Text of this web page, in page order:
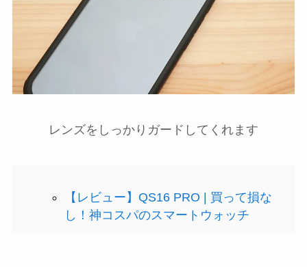
レンズをしっかりガードしてくれます
【レビュー】QS16 PRO | 買って損な
し！神コスパのスマートウォッチ